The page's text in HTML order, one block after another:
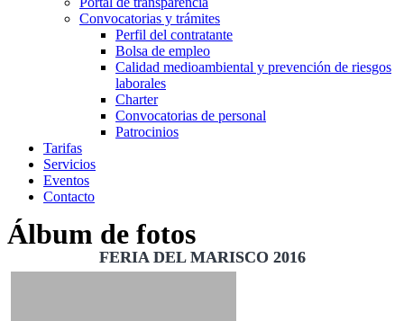
Convocatorias y trámites
Perfil del contratante
Bolsa de empleo
Calidad medioambiental y prevención de riesgos
laborales
Charter
Convocatorias de personal
Patrocinios
Tarifas
Servicios
Eventos
Contacto
Álbum de fotos
FERIA DEL MARISCO 2016